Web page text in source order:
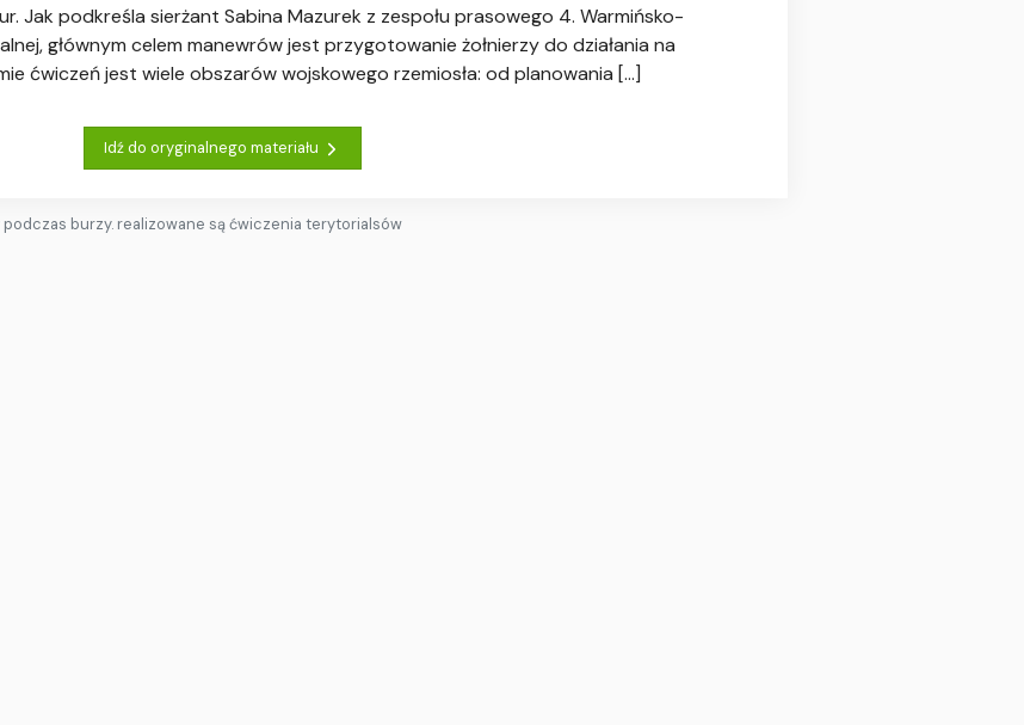
Jak podkreśla sierżant Sabina Mazurek z zespołu prasowego 4. Warmińsko-
głównym celem manewrów jest przygotowanie żołnierzy do działania na
ćwiczeń jest wiele obszarów wojskowego rzemiosła: od planowania […]
Idź do oryginalnego materiału
podczas burzy. realizowane są ćwiczenia terytorialsów